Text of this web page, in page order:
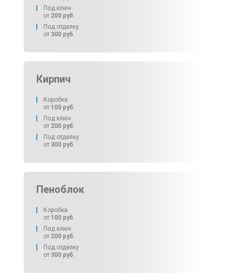
Под ключ
от 200 руб.
Под отделку
от 300 руб.
Кирпич
Коробка
от 100 руб.
Под ключ
от 200 руб.
Под отделку
от 300 руб.
Пеноблок
Коробка
от 100 руб.
Под ключ
от 200 руб.
Под отделку
от 300 руб.